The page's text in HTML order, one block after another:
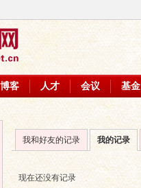
博客 人才 会议 基金
我和好友的记录 我的记录
现在还没有记录